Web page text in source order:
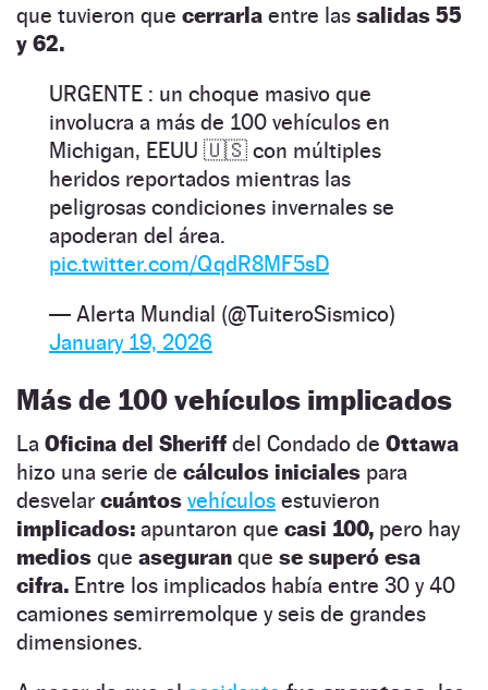
que tuvieron que cerrarla entre las salidas 55
y 62.
URGENTE : un choque masivo que
involucra a más de 100 vehículos en
Michigan, EEUU 🇺🇸 con múltiples
heridos reportados mientras las
peligrosas condiciones invernales se
apoderan del área.
pic.twitter.com/QqdR8MF5sD
— Alerta Mundial (@TuiteroSismico)
January 19, 2026
Más de 100 vehículos implicados
La Oficina del Sheriff del Condado de Ottawa
hizo una serie de cálculos iniciales para
desvelar cuántos vehículos estuvieron
implicados: apuntaron que casi 100, pero hay
medios que aseguran que se superó esa
cifra. Entre los implicados había entre 30 y 40
camiones semirremolque y seis de grandes
dimensiones.